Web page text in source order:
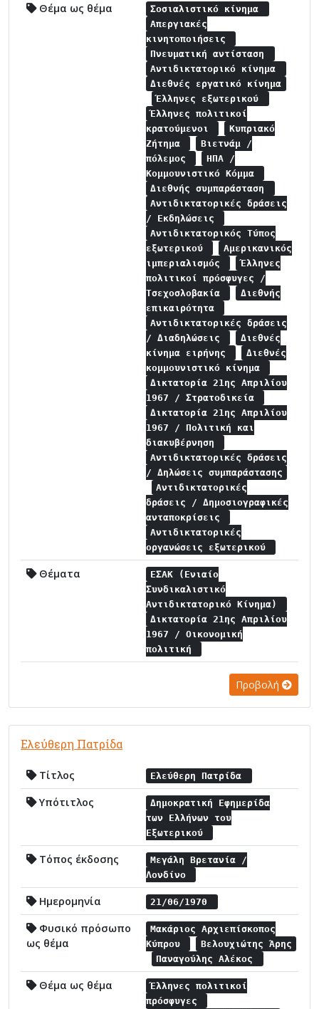
Θέμα ως θέμα
Σοσιαλιστικό κίνημα
Απεργιακές
κινητοποιήσεις
Πνευματική αντίσταση
Αντιδικτατορικό κίνημα
Διεθνές εργατικό κίνημα
Έλληνες εξωτερικού
Έλληνες πολιτικοί
κρατούμενοι
Κυπριακό
Ζήτημα
Βιετνάμ /
πόλεμος
ΗΠΑ /
Κομμουνιστικό Κόμμα
Διεθνής συμπαράσταση
Αντιδικτατορικές δράσεις
/ Εκδηλώσεις
Αντιδικτατορικός Τύπος
εξωτερικού
Αμερικανικός
ιμπεριαλισμός
Έλληνες
πολιτικοί πρόσφυγες /
Τσεχοσλοβακία
Διεθνής
επικαιρότητα
Αντιδικτατορικές δράσεις
/ Διαδηλώσεις
Διεθνές
κίνημα ειρήνης
Διεθνές
κομμουνιστικό κίνημα
Δικτατορία 21ης Απριλίου
1967 / Στρατοδικεία
Δικτατορία 21ης Απριλίου
1967 / Πολιτική και
διακυβέρνηση
Αντιδικτατορικές δράσεις
/ Δηλώσεις συμπαράστασης
Αντιδικτατορικές
δράσεις / Δημοσιογραφικές
ανταποκρίσεις
Αντιδικτατορικές
οργανώσεις εξωτερικού
Θέματα
ΕΣΑΚ (Ενιαίο
Συνδικαλιστικό
Αντιδικτατορικό Κίνημα)
Δικτατορία 21ης Απριλίου
1967 / Οικονομική
πολιτική
Προβολή
Ελεύθερη Πατρίδα
Τίτλος Ελεύθερη Πατρίδα
Υπότιτλος
Δημοκρατική Εφημερίδα
των Ελλήνων του
Εξωτερικού
Τόπος έκδοσης
Μεγάλη Βρετανία /
Λονδίνο
Ημερομηνία 21/06/1970
Φυσικό πρόσωπο
ως θέμα
Μακάριος Αρχιεπίσκοπος
Κύπρου
Βελουχιώτης Άρης
Παναγούλης Αλέκος
Θέμα ως θέμα
Έλληνες πολιτικοί
πρόσφυγες